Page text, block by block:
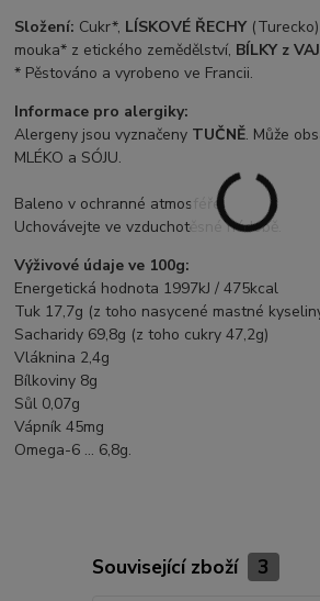
Složení: Cukr*, LÍSKOVÉ ŘECHY
mouka* z etického zemědělství, BÍLKY z
* Pěstováno a vyrobeno ve Francii.
Informace pro alergiky:
Alergeny jsou vyznačeny TUČNĚ. Může
MLÉKO a SÓJU.
Baleno v ochranné atmosféře.
Uchovávejte ve vzduchotěsné nádobě.
Výživové údaje ve 100g:
Energetická hodnota 1997kJ / 475kcal
Tuk 17,7g (z toho nasycené mastné
Sacharidy 69,8g (z toho cukry 47,2g)
Vláknina 2,4g
Bílkoviny 8g
Sůl 0,07g
Vápník 45mg
Omega-6 ... 6,8g.
Související zboží 3